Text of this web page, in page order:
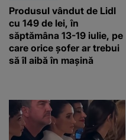
Produsul vândut de Lidl
cu 149 de lei, în
săptămâna 13-19 iulie, pe
care orice șofer ar trebui
să îl aibă în mașină